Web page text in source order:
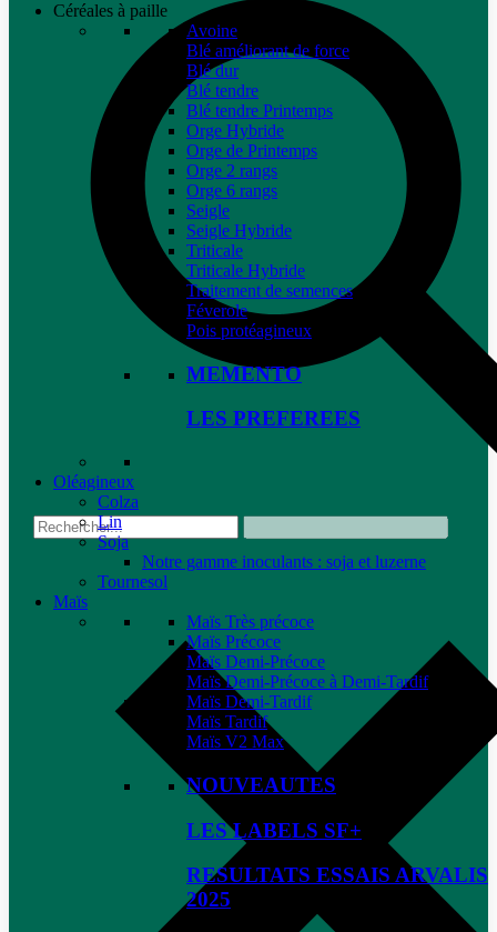
Céréales à paille
Avoine
Blé améliorant de force
Blé dur
Blé tendre
Blé tendre Printemps
Orge Hybride
Orge de Printemps
Orge 2 rangs
Orge 6 rangs
Seigle
Seigle Hybride
Triticale
Triticale Hybride
Traitement de semences
Féverole
Pois protéagineux
MEMENTO
LES PREFEREES
Oléagineux
Colza
Lin
Soja
Notre gamme inoculants : soja et luzerne
Tournesol
Maïs
Maïs Très précoce
Maïs Précoce
Maïs Demi-Précoce
Maïs Demi-Précoce à Demi-Tardif
Maïs Demi-Tardif
Maïs Tardif
Maïs V2 Max
NOUVEAUTES
LES LABELS SF+
RESULTATS ESSAIS ARVALIS
2025